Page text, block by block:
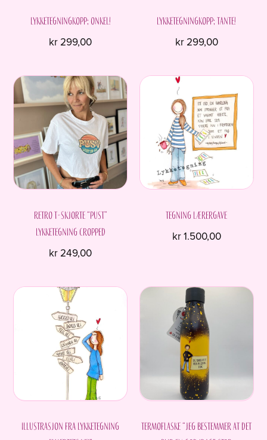
Lykketegningkopp; Onkel!
kr 299,00
Lykketegningkopp; Tante!
kr299,00
Retro T-skjorte “Pust”
Lykketegning Cropped
kr 249,00
produktet
har
flere
varianter.
Alternativene
kan
velges
på
Tegning Lærergave
kr1.500,00
Illustrasjon fra Lykketegning
Termoflaske “Jeg bestemmer at det